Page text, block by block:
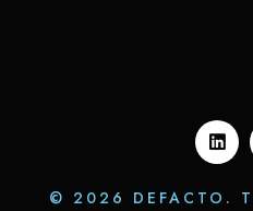
© 2026 DEFACTO.